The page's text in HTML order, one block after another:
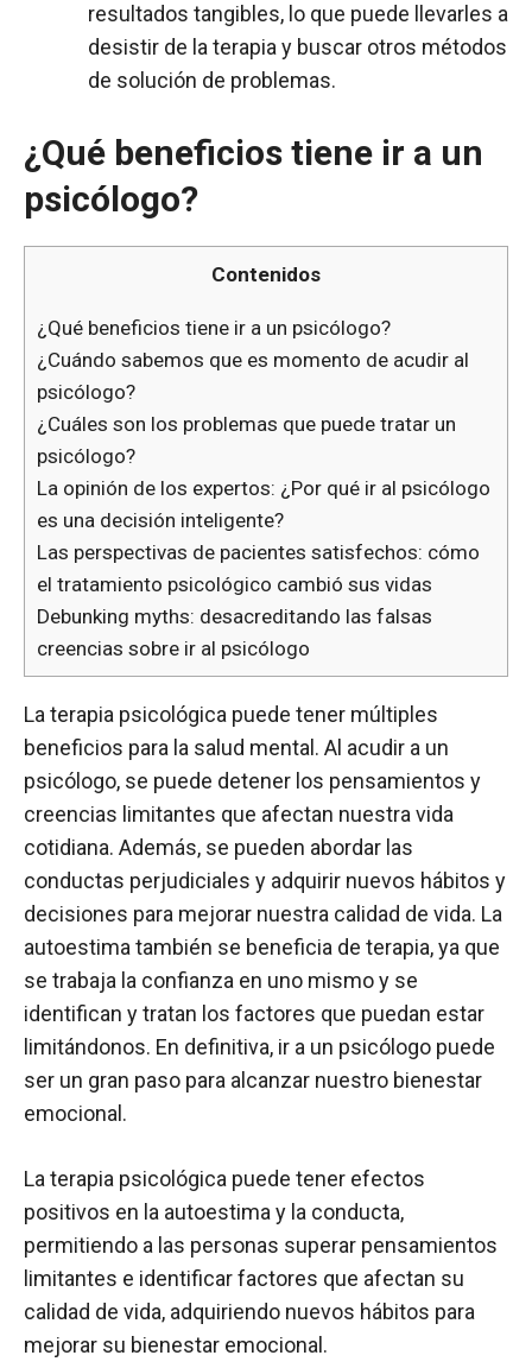
resultados tangibles, lo que puede llevarles a
desistir de la terapia y buscar otros métodos
de solución de problemas.
¿Qué beneficios tiene ir a un
psicólogo?
Contenidos
¿Qué beneficios tiene ir a un psicólogo?
¿Cuándo sabemos que es momento de acudir al
psicólogo?
¿Cuáles son los problemas que puede tratar un
psicólogo?
La opinión de los expertos: ¿Por qué ir al psicólogo
es una decisión inteligente?
Las perspectivas de pacientes satisfechos: cómo
el tratamiento psicológico cambió sus vidas
Debunking myths: desacreditando las falsas
creencias sobre ir al psicólogo
La terapia psicológica puede tener múltiples
beneficios para la salud mental. Al acudir a un
psicólogo, se puede detener los pensamientos y
creencias limitantes que afectan nuestra vida
cotidiana. Además, se pueden abordar las
conductas perjudiciales y adquirir nuevos hábitos y
decisiones para mejorar nuestra calidad de vida. La
autoestima también se beneficia de terapia, ya que
se trabaja la confianza en uno mismo y se
identifican y tratan los factores que puedan estar
limitándonos. En definitiva, ir a un psicólogo puede
ser un gran paso para alcanzar nuestro bienestar
emocional.
La terapia psicológica puede tener efectos
positivos en la autoestima y la conducta,
permitiendo a las personas superar pensamientos
limitantes e identificar factores que afectan su
calidad de vida, adquiriendo nuevos hábitos para
mejorar su bienestar emocional.